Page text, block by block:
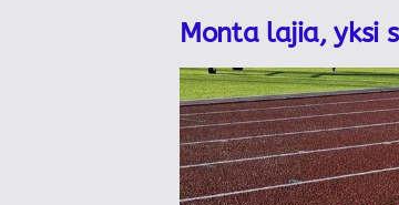
Monta lajia, yksi